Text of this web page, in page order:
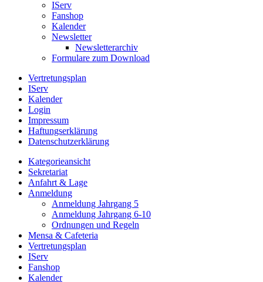
IServ
Fanshop
Kalender
Newsletter
Newsletterarchiv
Formulare zum Download
Vertretungsplan
IServ
Kalender
Login
Impressum
Haftungserklärung
Datenschutzerklärung
Kategorieansicht
Sekretariat
Anfahrt & Lage
Anmeldung
Anmeldung Jahrgang 5
Anmeldung Jahrgang 6-10
Ordnungen und Regeln
Mensa & Cafeteria
Vertretungsplan
IServ
Fanshop
Kalender